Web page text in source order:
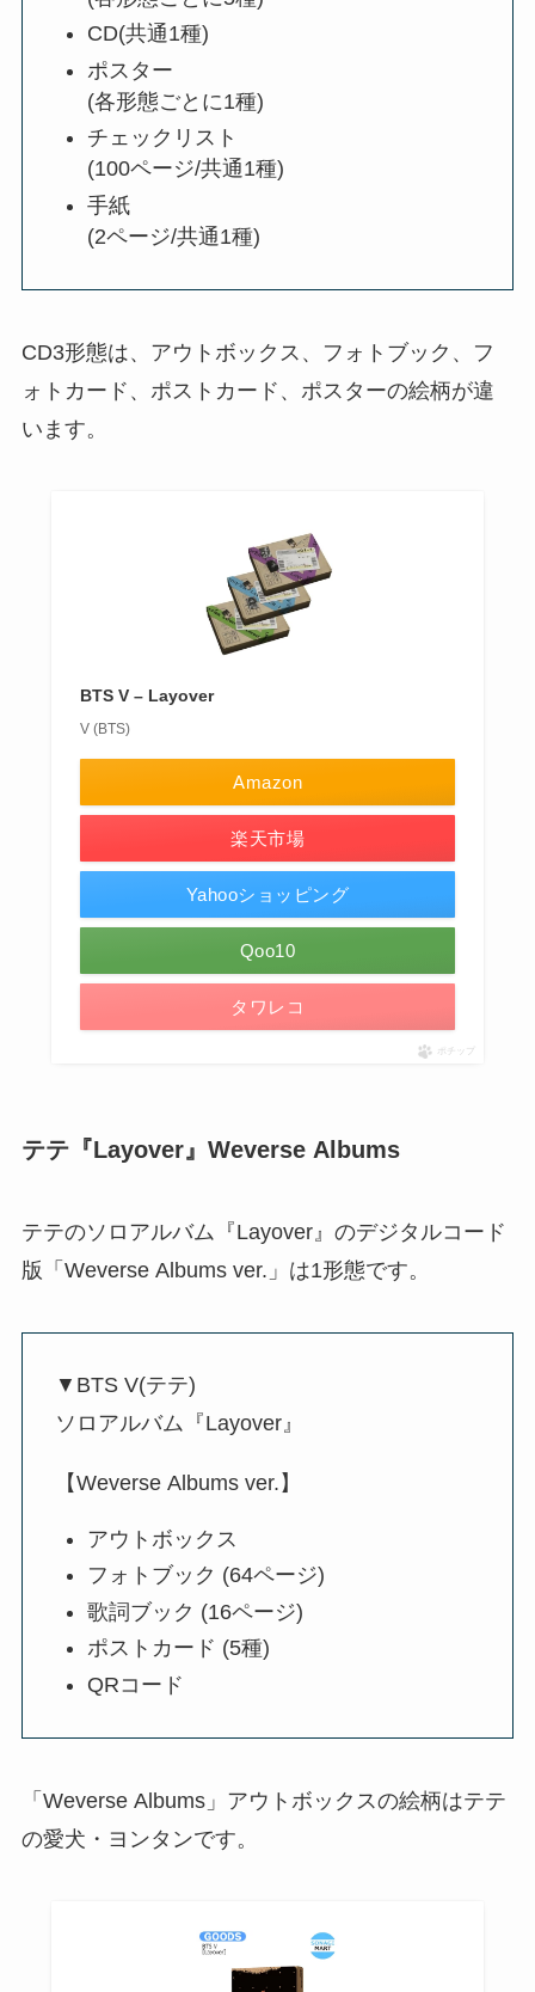
CD(共通1種)
ポスター
(各形態ごとに1種)
チェックリスト
(100ページ/共通1種)
手紙
(2ページ/共通1種)
CD3形態は、アウトボックス、フォトブック、フ
ォトカード、ポストカード、ポスターの絵柄が違
います。
BTS V – Layover
V (BTS)
Amazon
楽天市場
Yahooショッピング
Qoo10
タワレコ
ポチップ
テテ『Layover』Weverse Albums
テテのソロアルバム『Layover』のデジタルコード
版「Weverse Albums ver.」は1形態です。
▼BTS V(テテ)
ソロアルバム『Layover』
【Weverse Albums ver.】
アウトボックス
フォトブック (64ページ)
歌詞ブック (16ページ)
ポストカード (5種)
QRコード
「Weverse Albums」アウトボックスの絵柄はテテ
の愛犬・ヨンタンです。